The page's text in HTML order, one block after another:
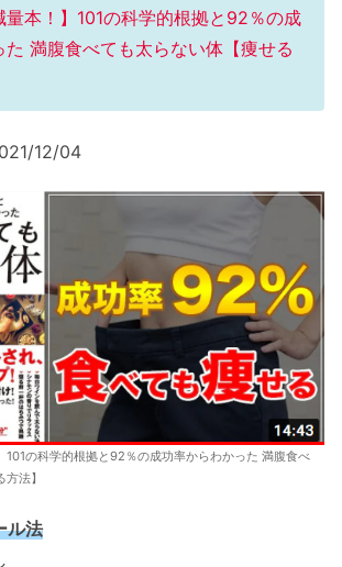
量本！】101の科学的根拠と92％の成
満腹食べても太らない体【痩せる
12/04
101の科学的根拠と92％の成功率からわかった 満腹食べ
法】
ル法